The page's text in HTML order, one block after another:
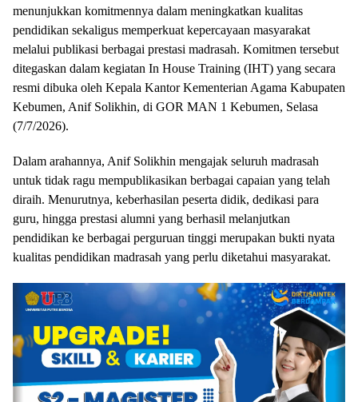
menunjukkan komitmennya dalam meningkatkan kualitas
pendidikan sekaligus memperkuat kepercayaan masyarakat
melalui publikasi berbagai prestasi madrasah. Komitmen tersebut
ditegaskan dalam kegiatan In House Training (IHT) yang secara
resmi dibuka oleh Kepala Kantor Kementerian Agama Kabupaten
Kebumen, Anif Solikhin, di GOR MAN 1 Kebumen, Selasa
(7/7/2026).
Dalam arahannya, Anif Solikhin mengajak seluruh madrasah
untuk tidak ragu mempublikasikan berbagai capaian yang telah
diraih. Menurutnya, keberhasilan peserta didik, dedikasi para
guru, hingga prestasi alumni yang berhasil melanjutkan
pendidikan ke berbagai perguruan tinggi merupakan bukti nyata
kualitas pendidikan madrasah yang perlu diketahui masyarakat.